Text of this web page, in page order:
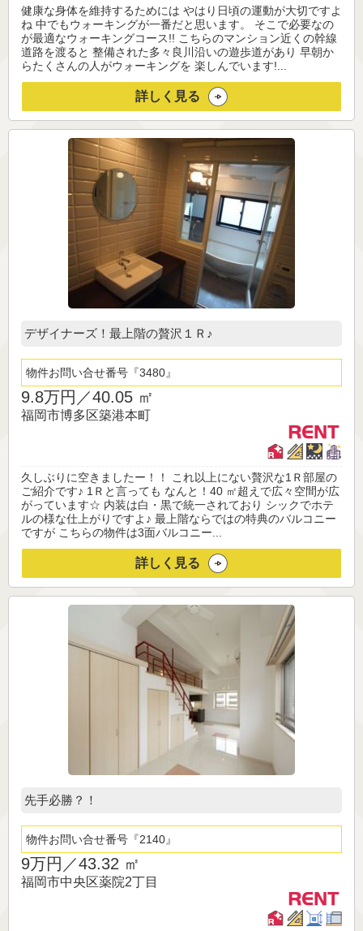
健康な身体を維持するためには やはり日頃の運動が大切ですよ
ね 中でもウォーキングが一番だと思います。 そこで必要なの
が最適なウォーキングコース!! こちらのマンション近くの幹線
道路を渡ると 整備された多々良川沿いの遊歩道があり 早朝か
らたくさんの人がウォーキングを 楽しんでいます!...
詳しく見る
デザイナーズ！最上階の贅沢１Ｒ♪
物件お問い合せ番号 3480
9.8万円／40.05 ㎡
福岡市博多区築港本町
久しぶりに空きましたー！！ これ以上にない贅沢な1Ｒ部屋の
ご紹介です♪ 1Ｒと言っても なんと！40 ㎡超えで広々空間が広
がっています☆ 内装は白・黒で統一されており シックでホテ
ルの様な仕上がりですよ♪ 最上階ならではの特典のバルコニー
ですが こちらの物件は3面バルコニー...
詳しく見る
先手必勝？！
物件お問い合せ番号 2140
9万円／43.32 ㎡
福岡市中央区薬院2丁目